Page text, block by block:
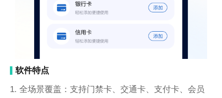
软件特点
1. 全场景覆盖：支持门禁卡、交通卡、支付卡、会员